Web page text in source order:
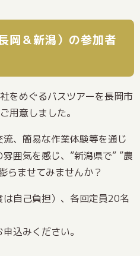
岡＆新潟）の参加者
をめぐるバスツアーを長岡市
用意しました。
、簡易な作業体験等を通じ
囲気を感じ、”新潟県で” ”農
らませてみませんか？
自己負担）、各回定員20名
込みください。